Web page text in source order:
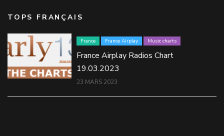
TOPS FRANÇAIS
France France Airplay Music charts
France Airplay Radios Chart
19.03.2023
23 MARS 2023